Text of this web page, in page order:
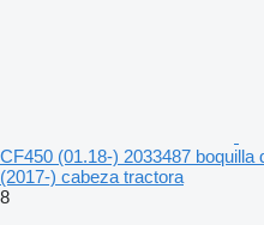
CF450 (01.18-) 2033487
(2017-) cabeza tractora
8